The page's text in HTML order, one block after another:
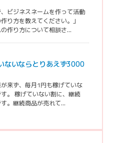
ビジネスネームを作って活動
り方を教えてください。」
作り方について相談さ...
ないならとりあえず3000
来ず、毎月1円も稼げていな
。 稼げていない割に、継続
。継続商品が売れて...